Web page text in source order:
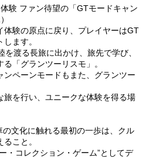
験 ファン待望の「GTモードキャン
体験の原点に戻り、プレイヤーはGT
ます。
渡る長旅に出かけ、旅先で学び、
「グランツーリスモ」。
ンペーンモードもまた、グランツー
旅を行い、ユニークな体験を得る場
文化に触れる最初の一歩は、クル
こと。
・コレクション・ゲーム”としてデ